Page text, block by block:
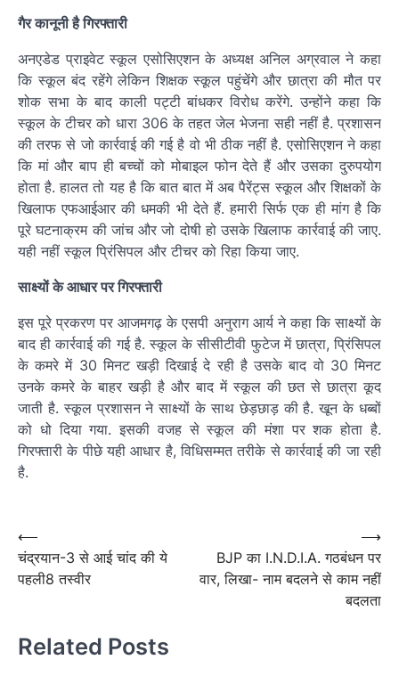
गैर कानूनी है गिरफ्तारी
अनएडेड प्राइवेट स्कूल एसोसिएशन के अध्यक्ष अनिल अग्रवाल ने कहा
कि स्कूल बंद रहेंगे लेकिन शिक्षक स्कूल पहुंचेंगे और छात्रा की मौत पर
शोक सभा के बाद काली पट्टी बांधकर विरोध करेंगे. उन्होंने कहा कि
स्कूल के टीचर को धारा 306 के तहत जेल भेजना सही नहीं है. प्रशासन
की तरफ से जो कार्रवाई की गई है वो भी ठीक नहीं है. एसोसिएशन ने कहा
कि मां और बाप ही बच्चों को मोबाइल फोन देते हैं और उसका दुरुपयोग
होता है. हालत तो यह है कि बात बात में अब पैरेंट्स स्कूल और शिक्षकों के
खिलाफ एफआईआर की धमकी भी देते हैं. हमारी सिर्फ एक ही मांग है कि
पूरे घटनाक्रम की जांच और जो दोषी हो उसके खिलाफ कार्रवाई की जाए.
यही नहीं स्कूल प्रिंसिपल और टीचर को रिहा किया जाए.
साक्ष्यों के आधार पर गिरफ्तारी
इस पूरे प्रकरण पर आजमगढ़ के एसपी अनुराग आर्य ने कहा कि साक्ष्यों के
बाद ही कार्रवाई की गई है. स्कूल के सीसीटीवी फुटेज में छात्रा, प्रिंसिपल
के कमरे में 30 मिनट खड़ी दिखाई दे रही है उसके बाद वो 30 मिनट
उनके कमरे के बाहर खड़ी है और बाद में स्कूल की छत से छात्रा कूद
जाती है. स्कूल प्रशासन ने साक्ष्यों के साथ छेड़छाड़ की है. खून के धब्बों
को धो दिया गया. इसकी वजह से स्कूल की मंशा पर शक होता है.
गिरफ्तारी के पीछे यही आधार है, विधिसम्मत तरीके से कार्रवाई की जा रही
है.
navigation
Post
navigation
⟵
चंद्रयान-3 से आई चांद की ये
पहली8 तस्वीर
BJP का I.N.D.I.A. गठबंधन पर
वार, लिखा- नाम बदलने से काम नहीं
बदलता
⟶
Related Posts